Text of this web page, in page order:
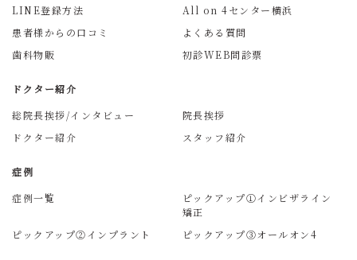
LINE登録方法
All on 4センター横浜
患者様からの口コミ
よくある質問
歯科物販
初診WEB問診票
ドクター紹介
総院長挨拶/インタビュー
院長挨拶
ドクター紹介
スタッフ紹介
症例
症例一覧
ピックアップ①インビザライン
矯正
ピックアップ②インプラント
ピックアップ③オールオン4